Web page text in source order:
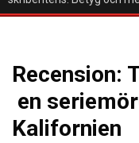
Recension:
en
Kalifornien